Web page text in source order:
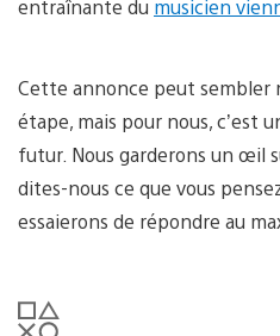
entraînante du musicien
Cette annonce peut sembler
étape, mais pour nous, c’est
futur. Nous garderons un œil
dites-nous ce que vous
essaierons de répondre au